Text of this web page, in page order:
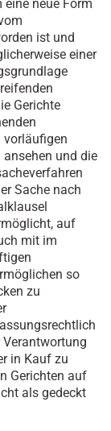
neue Form
ist und
einer
Gerichte
vorläufigen
und die
Sache nach
auf
mit im
so
zu
in Kauf zu
Gerichten auf
als gedeckt